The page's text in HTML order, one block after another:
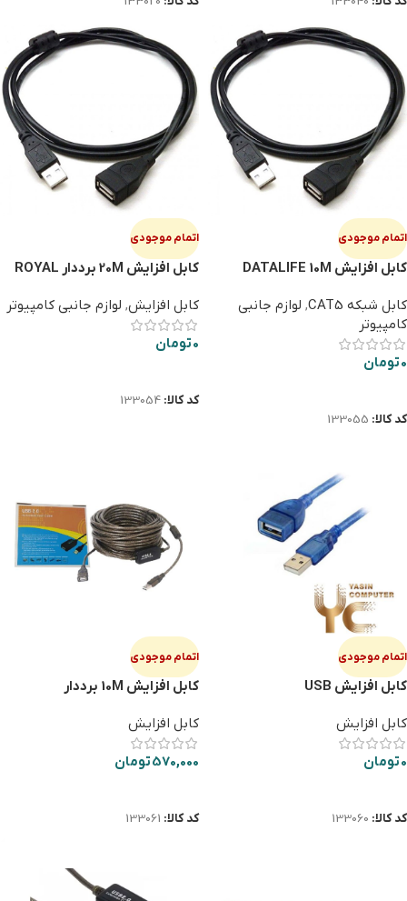
اتمام موجودی
کابل افزایش DATALIFE 10M
کابل شبکه CAT5 , لوازم جانبی
کامپیوتر
0تومان
کد کالا: 133055
اتمام موجودی
کابل افزایش 20M برددار ROYAL
کابل افزایش, لوازم جانبی کامپیوتر
0تومان
کد کالا: 133054
اتمام موجودی
کابل افزایش USB
کابل افزایش
0تومان
کد کالا: 133060
اتمام موجودی
کابل افزایش 10M برددار
کابل افزایش
570,000تومان
کد کالا: 133061